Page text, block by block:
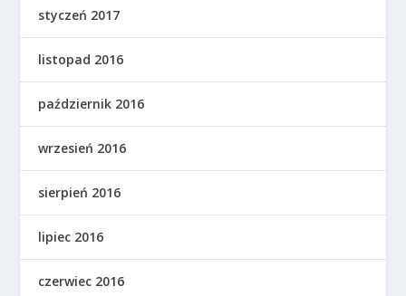
styczeń 2017
listopad 2016
październik 2016
wrzesień 2016
sierpień 2016
lipiec 2016
czerwiec 2016